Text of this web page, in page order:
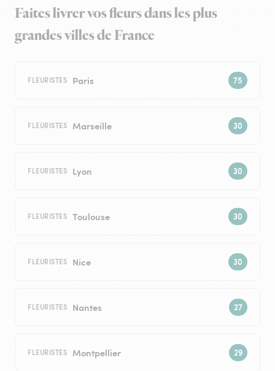
Faites livrer vos fleurs dans les plus
grandes villes de France
FLEURISTES Paris
FLEURISTES Marseille
FLEURISTES Lyon
FLEURISTES Toulouse
FLEURISTES Nice
FLEURISTES Nantes
FLEURISTES Montpellier